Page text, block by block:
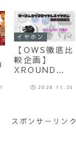
イヤホン
【OWS徹底比
較企画】
XROUND
ート・レビュ
2024.11.29
スポンサーリンク